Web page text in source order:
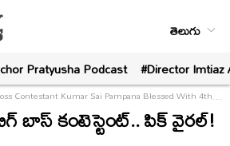
తెలుగు
Pratyusha Podcast #Director
Contestant Kumar Sai Pampana Blessed With 4th Baby
బాస్ కంటెస్టెంట్.. పిక్ వైరల్!